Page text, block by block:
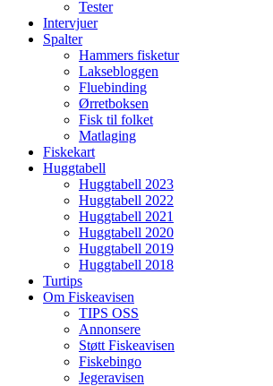
Tester
Intervjuer
Spalter
Hammers fisketur
Laksebloggen
Fluebinding
Ørretboksen
Fisk til folket
Matlaging
Fiskekart
Huggtabell
Huggtabell 2023
Huggtabell 2022
Huggtabell 2021
Huggtabell 2020
Huggtabell 2019
Huggtabell 2018
Turtips
Om Fiskeavisen
TIPS OSS
Annonsere
Støtt Fiskeavisen
Fiskebingo
Jegeravisen